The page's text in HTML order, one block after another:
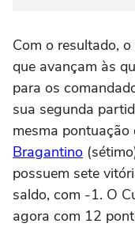
Com o resultado,
que avançam às
para os
sua segunda
mesma pontuação
Bragantino
possuem sete
saldo, com -1. O
agora com 12